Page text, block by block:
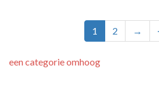
1 2 →
een categorie omhoog